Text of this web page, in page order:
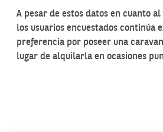
A pesar de estos datos en cuanto
los usuarios encuestados continúa
preferencia por poseer una
lugar de alquilarla en ocasiones